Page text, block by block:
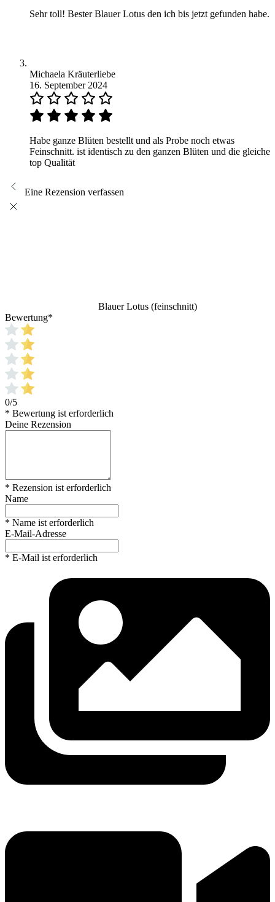
Sehr toll! Bester Blauer Lotus den ich bis jetzt gefunden habe.
Michaela Kräuterliebe
16. September 2024
Habe ganze Blüten bestellt und als Probe noch etwas
Feinschnitt. ist identisch zu den ganzen Blüten und die gleiche
top Qualität
Eine Rezension verfassen
Blauer Lotus (feinschnitt)
Bewertung*
0/5
* Bewertung ist erforderlich
Deine Rezension
* Rezension ist erforderlich
Name
* Name ist erforderlich
E-Mail-Adresse
* E-Mail ist erforderlich